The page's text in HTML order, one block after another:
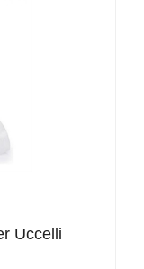
Uccelli